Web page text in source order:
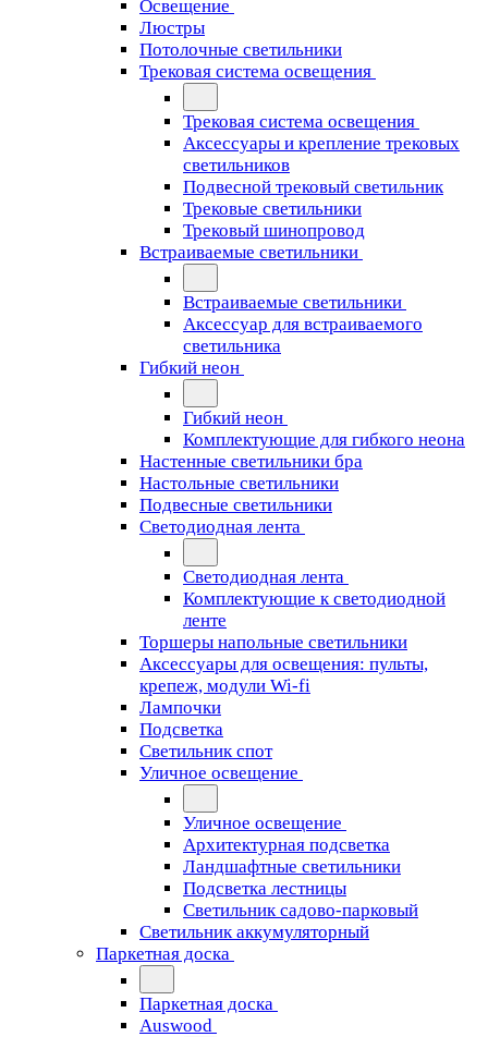
Освещение
Люстры
Потолочные светильники
Трековая система освещения
Трековая система освещения
Аксессуары и крепление трековых
светильников
Подвесной трековый светильник
Трековые светильники
Трековый шинопровод
Встраиваемые светильники
Встраиваемые светильники
Аксессуар для встраиваемого
светильника
Гибкий неон
Гибкий неон
Комплектующие для гибкого неона
Настенные светильники бра
Настольные светильники
Подвесные светильники
Светодиодная лента
Светодиодная лента
Комплектующие к светодиодной
ленте
Торшеры напольные светильники
Аксессуары для освещения: пульты,
крепеж, модули Wi-fi
Лампочки
Подсветка
Светильник спот
Уличное освещение
Уличное освещение
Архитектурная подсветка
Ландшафтные светильники
Подсветка лестницы
Светильник садово-парковый
Светильник аккумуляторный
Паркетная доска
Паркетная доска
Auswood